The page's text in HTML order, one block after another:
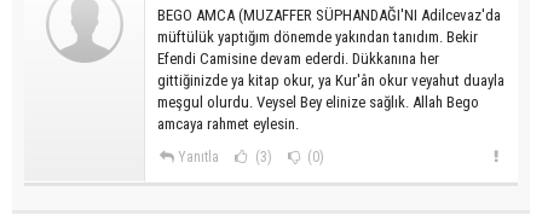
BEGO AMCA (MUZAFFER SÜPHANDAĞI'NI Adilcevaz'da
müftülük yaptığım dönemde yakından tanıdım. Bekir
Efendi Camisine devam ederdi. Dükkanına her
gittiğinizde ya kitap okur, ya Kur'ân okur veyahut duayla
meşgul olurdu. Veysel Bey elinize sağlık. Allah Bego
amcaya rahmet eylesin.
Yanıtla (3) (0)